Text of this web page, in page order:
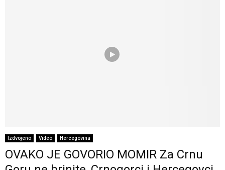
Izdvojeno Video Hercegovina
OVAKO JE GOVORIO MOMIR Za Crnu